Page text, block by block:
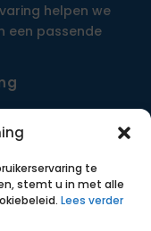
te
stemt u in met alle
Lees verder
helpen we
een passende